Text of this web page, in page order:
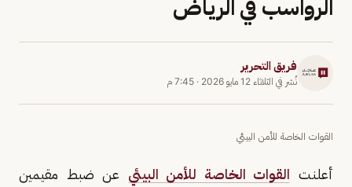
الرواسب في الرياض
فريق التحرير
نُشر في الثلاثاء 12 مايو 2026 · 7:45 م
القوات الخاصة للأمن البيئي
أعلنت القوات الخاصة للأمن البيئي عن ضبط مقيمين